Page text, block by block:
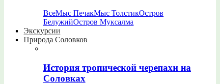
ВсеМыс ПечакМыс ТолстикОстров
БелужийОстров Муксалма
Экскурсии
Природа Соловков
История тропической черепахи на
Соловках